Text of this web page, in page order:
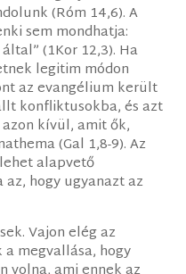
(Róm 14,6). A
sem mondhatja:
(1Kor 12,3). Ha
legitim módon
az evangélium került
konfliktusokba, és azt
kívül, amit ők,
(Gal 1,8-9). Az
alapvető
hogy ugyanazt az
Vajon elég az
megvallása, hogy